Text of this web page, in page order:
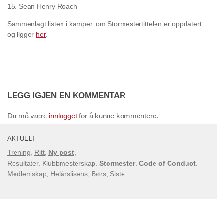
15. Sean Henry Roach
Sammenlagt listen i kampen om Stormestertittelen er oppdatert
og ligger her.
LEGG IGJEN EN KOMMENTAR
Du må være innlogget for å kunne kommentere.
AKTUELT
Trening Ritt Ny post
Resultater, Klubbmesterskap Stormester, Code of Conduct
Medlemskap
Helårslisens Børs Siste